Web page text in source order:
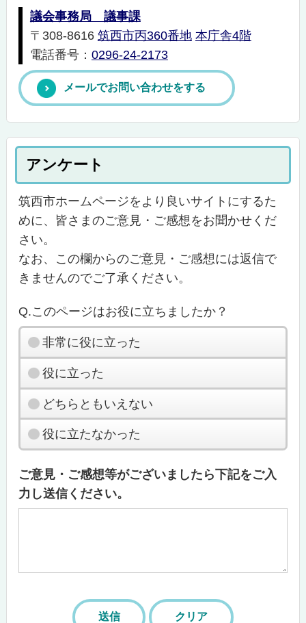
議会事務局 議事課
〒308-8616 筑西市丙360番地 本庁舎4階
電話番号： 0296-24-2173
メールでお問い合わせをする
アンケート
筑西市ホームページをより良いサイトにするた
めに、皆さまのご意見・ご感想をお聞かせくだ
さい。
なお、この欄からのご意見・ご感想には返信で
きませんのでご了承ください。
Q.このページはお役に立ちましたか？
非常に役に立った
役に立った
どちらともいえない
役に立たなかった
ご意見・ご感想等がございましたら下記をご入
力し送信ください。